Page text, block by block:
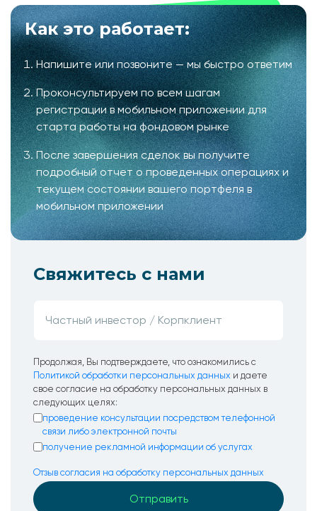
Как это работает:
Напишите или позвоните — мы быстро ответим
Проконсультируем по всем шагам
регистрации в мобильном приложении для
старта работы на фондовом рынке
После завершения сделок вы получите
подробный отчет о проведенных операциях и
текущем состоянии вашего портфеля в
мобильном приложении
Свяжитесь с нами
Продолжая, Вы подтверждаете, что ознакомились с
Политикой обработки персональных данных и даете
свое согласие на обработку персональных данных в
следующих целях:
проведение консультации посредством телефонной
связи либо электронной почты
получение рекламной информации об услугах
Отзыв согласия на обработку персональных данных